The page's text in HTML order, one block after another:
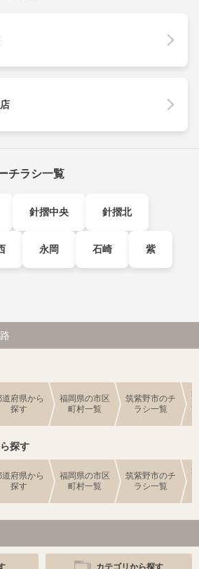
チラシ一覧
針摺中央 針摺北
永岡 石崎 紫
道府県から
探す
福岡県の市区
町村一覧
筑紫野市のチ
ラシ一覧
探す
道府県から
探す
福岡県の市区
町村一覧
筑紫野市のチ
ラシ一覧
カテゴリから探す